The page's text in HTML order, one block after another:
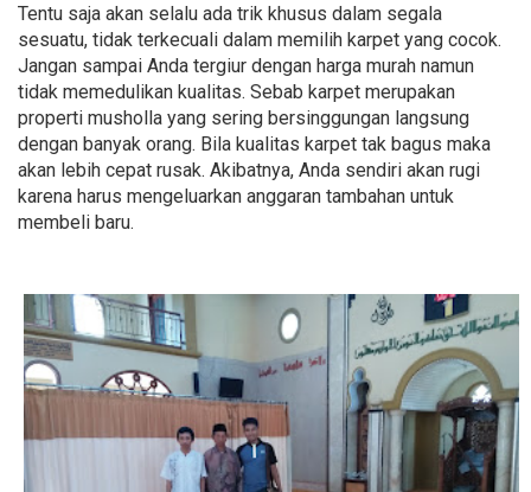
Tentu saja akan selalu ada trik khusus dalam segala
sesuatu, tidak terkecuali dalam memilih karpet yang cocok.
Jangan sampai Anda tergiur dengan harga murah namun
tidak memedulikan kualitas. Sebab karpet merupakan
properti musholla yang sering bersinggungan langsung
dengan banyak orang. Bila kualitas karpet tak bagus maka
akan lebih cepat rusak. Akibatnya, Anda sendiri akan rugi
karena harus mengeluarkan anggaran tambahan untuk
membeli baru.